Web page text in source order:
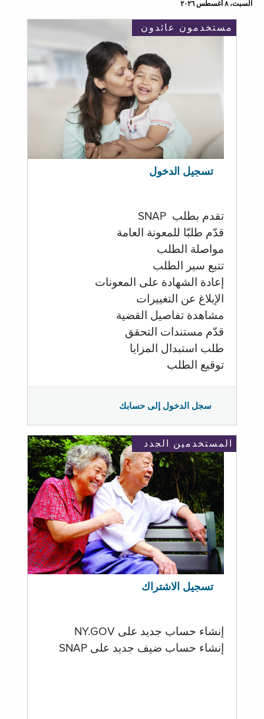
السبت، ٨ أغسطس ٢٠٢٦
مستخدمون عائدون
تسجيل الدخول
تقدم بطلب SNAP
قدّم طلبّا للمعونة العامة
مواصلة الطلب
تتبع سير الطلب
إعادة الشهادة على المعونات
الإبلاغ عن التغييرات
مشاهدة تفاصيل القضية
قدّم مستندات التحقق
طلب استبدال المزايا
توقيع الطلب
سجل الدخول إلى حسابك
المستخدمين الجدد
تسجيل الاشتراك
إنشاء حساب جديد على NY.GOV
إنشاء حساب ضيف جديد على SNAP